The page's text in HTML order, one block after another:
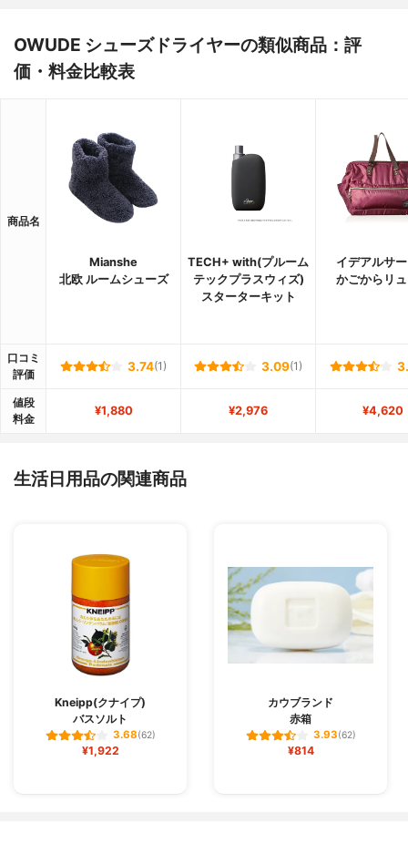
OWUDE シューズドライヤーの類似商品：評
価・料金比較表
商品名
Mianshe
北欧 ルームシューズ
TECH+ with(プルーム
テックプラスウィズ)
スターターキット
イデアルサ
かごからリ
口コミ
評価
3.74(1) 3.09(1)
値段
料金
¥1,880 ¥2,976 ¥4,620
生活日用品の関連商品
Kneipp(クナイプ)
バスソルト
3.68(62)
¥1,922
カウブランド
赤箱
3.93(62)
¥814